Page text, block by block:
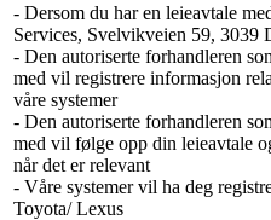
- Dersom du har en leieavtale
Services, Svelvikveien 59, 3039
- Den autoriserte forhandleren
med vil registrere informasjon
våre systemer
- Den autoriserte forhandleren
med vil følge opp din leieavtale
når det er relevant
- Våre systemer vil ha deg
Toyota/ Lexus